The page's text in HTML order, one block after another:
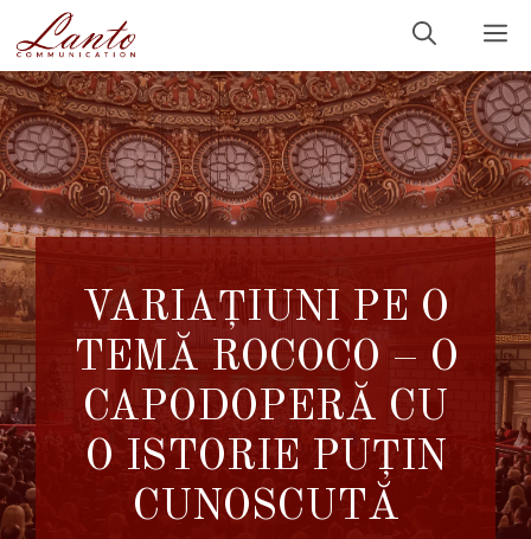
la
conținut
VARIAȚIUNI PE O
TEMĂ ROCOCO – O
CAPODOPERĂ CU
O ISTORIE PUȚIN
CUNOSCUTĂ